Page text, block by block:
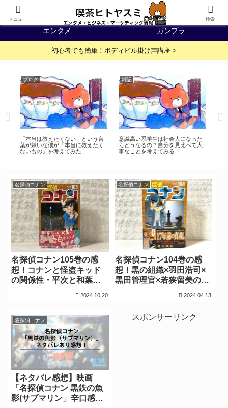
イベント・展示会
エンタメ ガンプラ
初心者でも簡単！ボディビル掛け声講座 >
ブログ
「本当は教えたくない」という言
葉が嫌いな僕が『本当に教えたく
ないもの』を考えてみた
雑記
意識高い系学生は社会人になった
らどうなるの？自分を見比べて大
事なことを考えてみる
名探偵コナン
名探偵コナン105巻の感
想！コナンと怪盗キッド
の関係性・平次と和葉の
2024.10.20
名探偵コナン
名探偵コナン104巻の感
想！黒の組織×羽田浩司×
黒田管理官×若狭留美の事
2024.04.13
名探偵コナン
【ネタバレ感想】映画
「名探偵コナン 黒鉄の魚
影(サブマリン」辛口感想
スポンサーリンク
メニュー 検索